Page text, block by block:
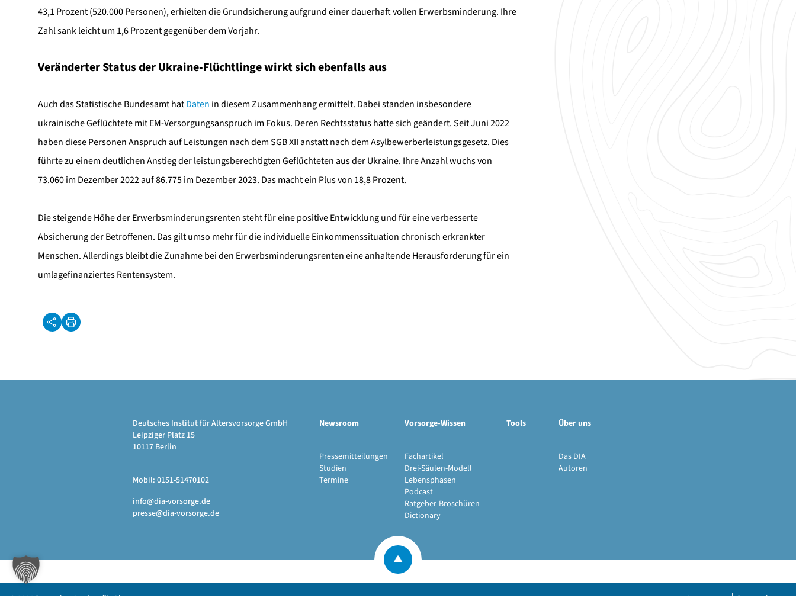
43,1 Prozent (520.000 Personen), erhielten die Grundsicherung aufgrund einer dauerhaft vollen Erwerbsminderung. Ihre
Zahl sank leicht um 1,6 Prozent gegenüber dem Vorjahr.
Veränderter Status der Ukraine-Flüchtlinge wirkt sich ebenfalls aus
Auch das Statistische Bundesamt hatDaten in diesem Zusammenhang ermittelt. Dabei standen insbesondere
ukrainische Geflüchtete mit EM-Versorgungsanspruch im Fokus. Deren Rechtsstatus hatte sich geändert. Seit Juni 2022
haben diese Personen Anspruch auf Leistungen nach dem SGB XII anstatt nach dem Asylbewerberleistungsgesetz. Dies
führte zu einem deutlichen Anstieg der leistungsberechtigten Geflüchteten aus der Ukraine. Ihre Anzahl wuchs von
73.060 im Dezember 2022 auf 86.775 im Dezember 2023. Das macht ein Plus von 18,8 Prozent.
Die steigende Höhe der Erwerbsminderungsrenten steht für eine positive Entwicklung und für eine verbesserte
Absicherung der Betroffenen. Das gilt umso mehr für die individuelle Einkommenssituation chronisch erkrankter
Menschen. Allerdings bleibt die Zunahme bei den Erwerbsminderungsrenten eine anhaltende Herausforderung für ein
umlagefinanziertes Rentensystem.
Deutsches Institut für Altersvorsorge GmbH
Leipziger Platz 15
10117 Berlin
Mobil: 0151-51470102
info@dia-vorsorge.de
presse@dia-vorsorge.de
Newsroom
Pressemitteilungen
Studien
Termine
Vorsorge-Wissen
Fachartikel
Drei-Säulen-Modell
Lebensphasen
Podcast
Ratgeber-Broschüren
Dictionary
Tools Über uns
Das DIA
Autoren